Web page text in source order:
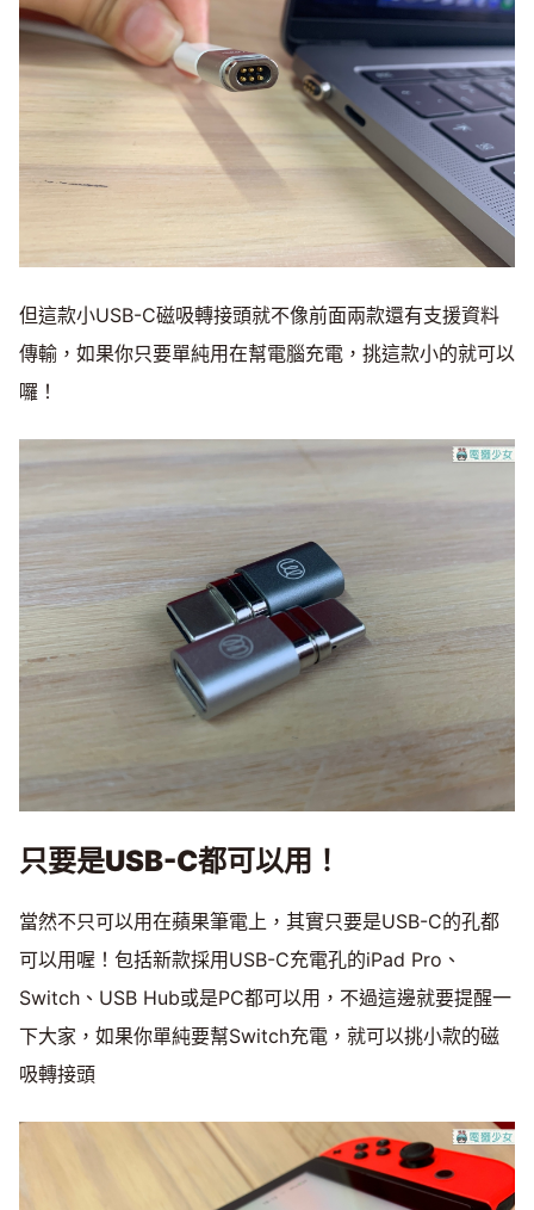
但這款小USB-C磁吸轉接頭就不像前面兩款還有支援資料
傳輸，如果你只要單純用在幫電腦充電，挑這款小的就可以
囉！
只要是USB-C都可以用！
當然不只可以用在蘋果筆電上，其實只要是USB-C的孔都
可以用喔！包括新款採用USB-C充電孔的iPad Pro、
Switch、USB Hub或是PC都可以用，不過這邊就要提醒一
下大家，如果你單純要幫Switch充電，就可以挑小款的磁
吸轉接頭